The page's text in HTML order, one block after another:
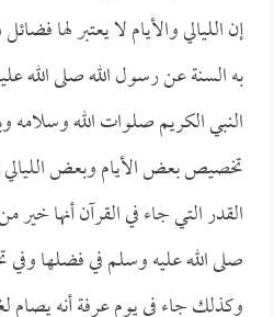
إن الليالي والأيام لا يعتبر لها
به السنة عن رسول الله صلى الله
النبي الكريم صلوات الله وسلامه
تخصيص بعض الأيام وبعض الليالي
القدر التي جاء في القرآن أنها
صلى الله عليه وسلم في فضلها وفي
وكذلك جاء في يوم عرفة أنه يصام